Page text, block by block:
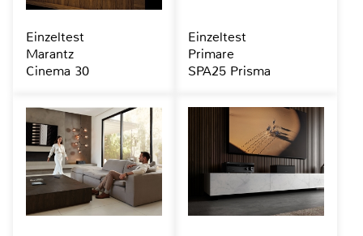
Einzeltest
Marantz
Cinema 30
Einzeltest
Primare
SPA25 Prisma